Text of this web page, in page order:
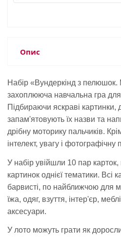
Опис
Набір «Вундеркінд з
захоплююча навчальна гра для
Підбираючи яскраві картинки,
запам'ятовують їх назви та
дрібну моторику пальчиків.
інтелект, увагу і фотографічну
У набір увійшли 10 пар карток,
картинок однієї тематики. Всі
барвисті, по найближчою для
їжа, одяг, взуття, інтер'єр,
аксесуари.
У лото можуть грати як